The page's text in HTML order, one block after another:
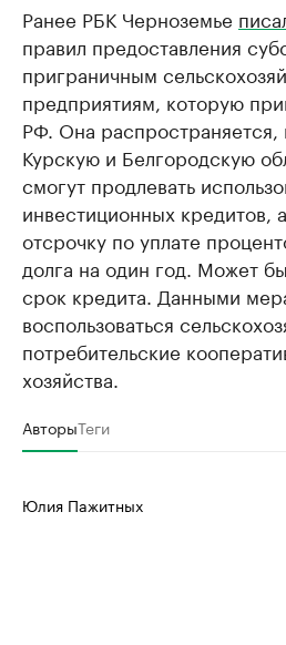
Ранее РБК Черноземье
правил предоставления
приграничным
предприятиям, которую
РФ. Она распространяется,
Курскую и Белгородскую
смогут продлевать
инвестиционных кредитов,
отсрочку по уплате
долга на один год. Может
срок кредита. Данными
воспользоваться
потребительские
хозяйства.
АвторыТеги
Юлия Пажитных